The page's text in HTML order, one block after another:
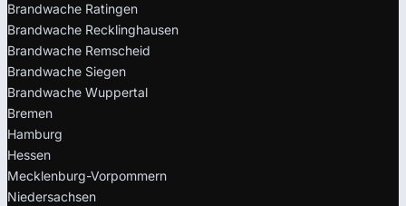
Brandwache Ratingen
Brandwache Recklinghausen
Brandwache Remscheid
Brandwache Siegen
Brandwache Wuppertal
Bremen
Hamburg
Hessen
Mecklenburg-Vorpommern
Niedersachsen